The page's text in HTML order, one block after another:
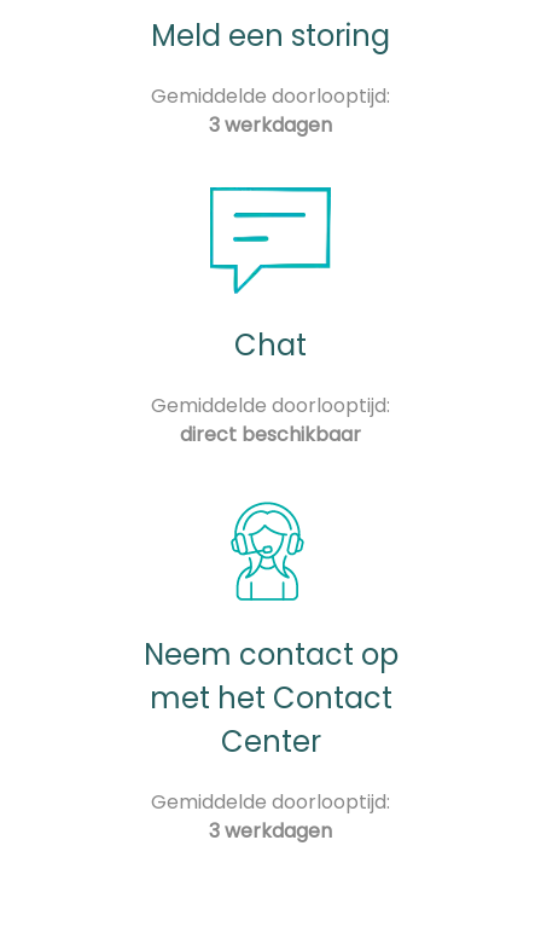
Meld een storing
Gemiddelde doorlooptijd:
3 werkdagen
Chat
Gemiddelde doorlooptijd:
direct beschikbaar
Neem contact op
met het Contact
Center
Gemiddelde doorlooptijd:
3 werkdagen